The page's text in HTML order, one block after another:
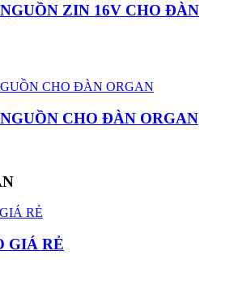
ZIN 16V CHO ĐÀN
CHO ĐÀN ORGAN
GIÁ RẺ